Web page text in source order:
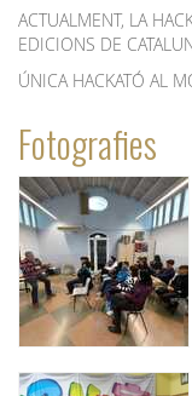
ACTUALMENT, LA
EDICIONS DE
ÚNICA HACKATÓ AL
Fotografies